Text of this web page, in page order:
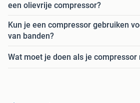
een olievrije compressor?
Kun je een compressor gebruiken
van banden?
Wat moet je doen als je compressor